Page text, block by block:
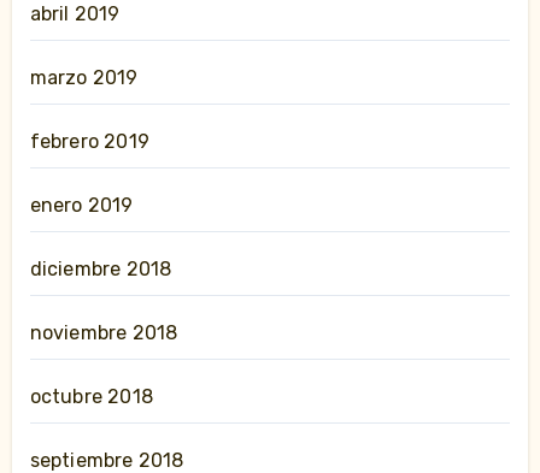
abril 2019
marzo 2019
febrero 2019
enero 2019
diciembre 2018
noviembre 2018
octubre 2018
septiembre 2018